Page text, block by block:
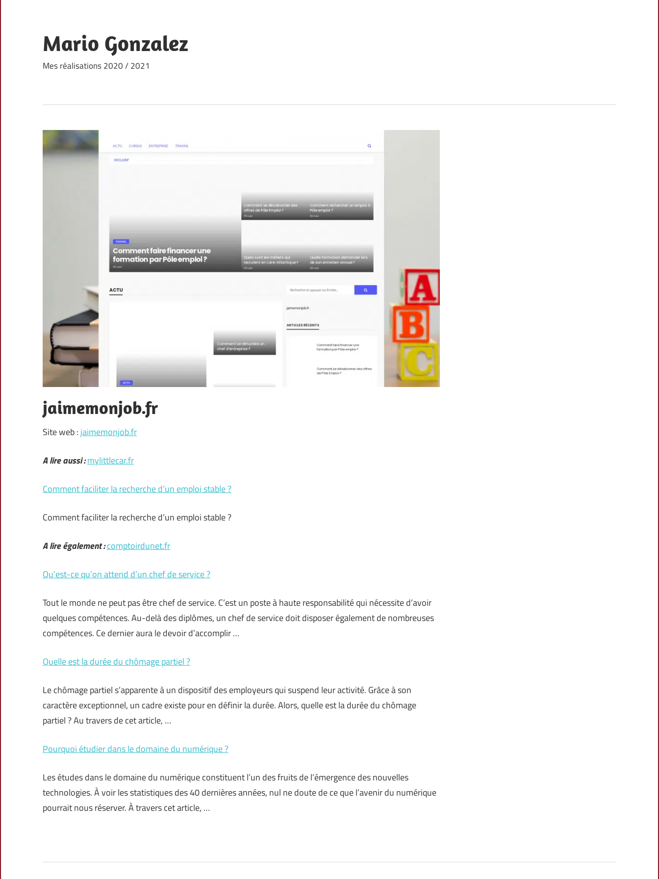
content
Mario Gonzalez
Mes réalisations 2020 / 2021
jaimemonjob.fr
Site web : jaimemonjob.fr
A lire aussi :mylittlecar.fr
Comment faciliter la recherche d’un emploi stable ?
Comment faciliter la recherche d’un emploi stable ?
A lire également :comptoirdunet.fr
Qu’est-ce qu’on attend d’un chef de service ?
Tout le monde ne peut pas être chef de service. C’est un poste à haute responsabilité qui nécessite d’avoir
quelques compétences. Au-delà des diplômes, un chef de service doit disposer également de nombreuses
compétences. Ce dernier aura le devoir d’accomplir …
Quelle est la durée du chômage partiel ?
Le chômage partiel s’apparente à un dispositif des employeurs qui suspend leur activité. Grâce à son
caractère exceptionnel, un cadre existe pour en définir la durée. Alors, quelle est la durée du chômage
partiel ? Au travers de cet article, …
Pourquoi étudier dans le domaine du numérique ?
Les études dans le domaine du numérique constituent l’un des fruits de l’émergence des nouvelles
technologies. À voir les statistiques des 40 dernières années, nul ne doute de ce que l’avenir du numérique
pourrait nous réserver. À travers cet article, …